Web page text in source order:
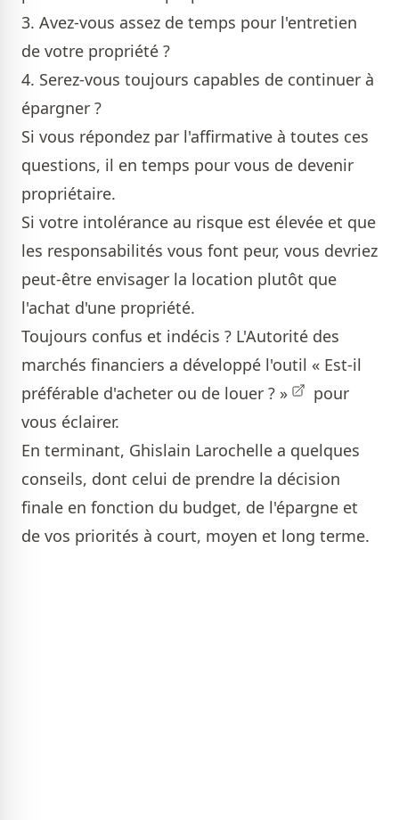
3. Avez-vous assez de temps pour l'entretien
de votre propriété ?
4. Serez-vous toujours capables de continuer à
épargner ?
Si vous répondez par l'affirmative à toutes ces
questions, il en temps pour vous de devenir
propriétaire.
Si votre intolérance au risque est élevée et que
les responsabilités vous font peur, vous devriez
peut-être envisager la location plutôt que
l'achat d'une propriété.
Toujours confus et indécis ? L'Autorité des
marchés financiers a développé l'outil « Est-il
préférable d'acheter ou de louer ? »
pour
vous éclairer.
En terminant, Ghislain Larochelle a quelques
conseils, dont celui de prendre la décision
finale en fonction du budget, de l'épargne et
de vos priorités à court, moyen et long terme.